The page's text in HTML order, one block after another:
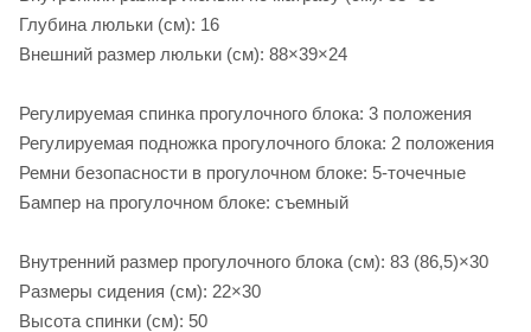
Глубина люльки (см): 16
Внешний размер люльки (см): 88×39×24
Регулируемая спинка прогулочного блока: 3 положения
Регулируемая подножка прогулочного блока: 2 положения
Ремни безопасности в прогулочном блоке: 5-точечные
Бампер на прогулочном блоке: съемный
Внутренний размер прогулочного блока (см): 83 (86,5)×30
Размеры сидения (см): 22×30
Высота спинки (см): 50